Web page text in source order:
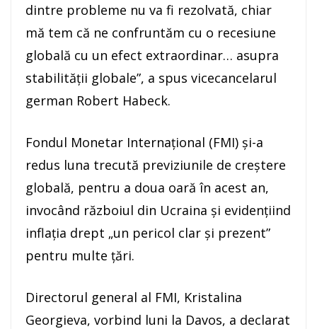
dintre probleme nu va fi rezolvată, chiar
mă tem că ne confruntăm cu o recesiune
globală cu un efect extraordinar… asupra
stabilităţii globale”, a spus vicecancelarul
german Robert Habeck.
Fondul Monetar Internaţional (FMI) şi-a
redus luna trecută previziunile de creştere
globală, pentru a doua oară în acest an,
invocând războiul din Ucraina şi evidenţiind
inflaţia drept „un pericol clar şi prezent”
pentru multe ţări.
Directorul general al FMI, Kristalina
Georgieva, vorbind luni la Davos, a declarat